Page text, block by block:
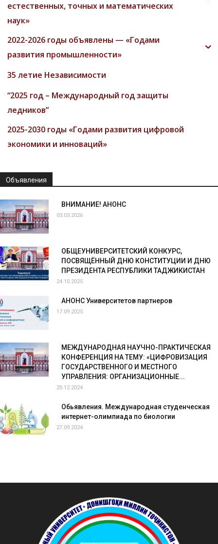
естественных, точных и математических
наук»
2022-2026 годы объявлены — «Годами
развития промышленности»
35 летие Независимости
“2025 год – Международный год защиты
ледников”
2025-2030 годы «Годами развития цифровой
экономики и инноваций»
Объявления
ВНИМАНИЕ! АНОНС
03.03.2026
ОБЩЕУНИВЕРСИТЕТСКИЙ КОНКУРС,
ПОСВЯЩЁННЫЙ ДНЮ КОНСТИТУЦИИ И ДНЮ
ПРЕЗИДЕНТА РЕСПУБЛИКИ ТАДЖИКИСТАН
24.10.2025
АНОНС Университетов партнеров
17.09.2025
МЕЖДУНАРОДНАЯ НАУЧНО-ПРАКТИЧЕСКАЯ
КОНФЕРЕНЦИЯ НА ТЕМУ: «ЦИФРОВИЗАЦИЯ
ГОСУДАРСТВЕННОГО И МЕСТНОГО
УПРАВЛЕНИЯ: ОРГАНИЗАЦИОННЫЕ...
20.12.2024
Обьявления. Международная студенческая
интернет-олимпиада по биологии
27.09.2024